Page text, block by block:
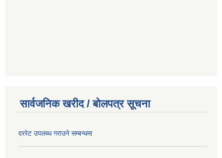
सार्वजनिक खरीद / बोलपत्र सूचना
दररेट उपलब्ध गराउने सम्बन्धमा